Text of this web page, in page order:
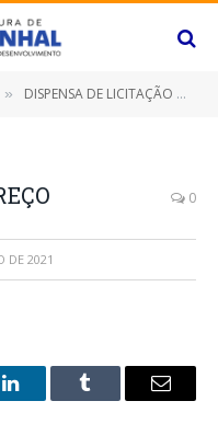
» DISPENSA DE LICITAÇÃO Nº 030/2021 (LOCAÇÃO DE IMÓVEL DESTINADO AO FUNCIONAMENTO DO CENTRO DE ACOLHIMENTO MUNICIPAL PARA CRIANÇAS E ADOLESCENTES “ALZIRA CELY CARDOSO” – CEAMCA)
0
DE 2021
O
Tumblr
E-